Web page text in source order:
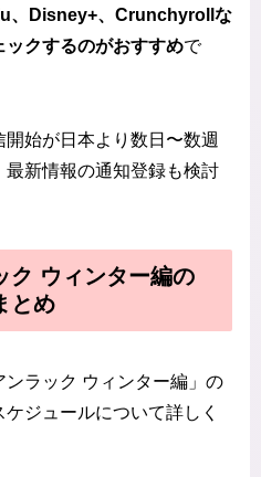
、Disney+、Crunchyrollな
ックするのがおすすめで
始が日本より数日〜数週
新情報の通知登録も検討
ク ウィンター編の
とめ
ラック ウィンター編」の
ジュールについて詳しく